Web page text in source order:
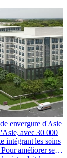
envergure d'Asie
avec 30 000
intégrant les soins
améliorer ses